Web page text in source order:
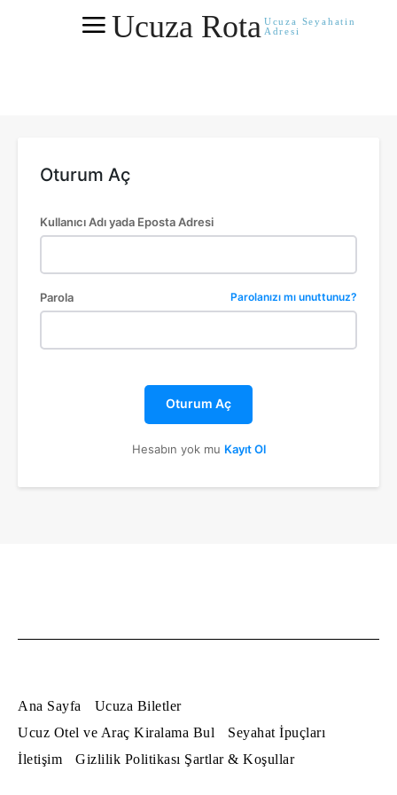
Ucuza Rota Ucuza Seyahatin
Adresi
Oturum Aç
Kullanıcı Adı yada Eposta Adresi
Parola Parolanızı mı unuttunuz?
Oturum Aç
Hesabın yok mu Kayıt Ol
Ana Sayfa
Ucuza Biletler
Ucuz Otel ve Araç Kiralama Bul
Seyahat İpuçları
İletişim
Gizlilik Politikası Şartlar & Koşullar